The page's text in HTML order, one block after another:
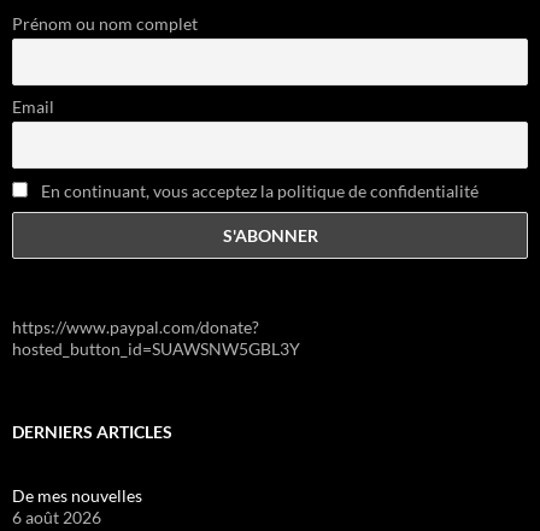
Prénom ou nom complet
Email
En continuant, vous acceptez la politique de confidentialité
https://www.paypal.com/donate?
hosted_button_id=SUAWSNW5GBL3Y
DERNIERS ARTICLES
De mes nouvelles
6 août 2026